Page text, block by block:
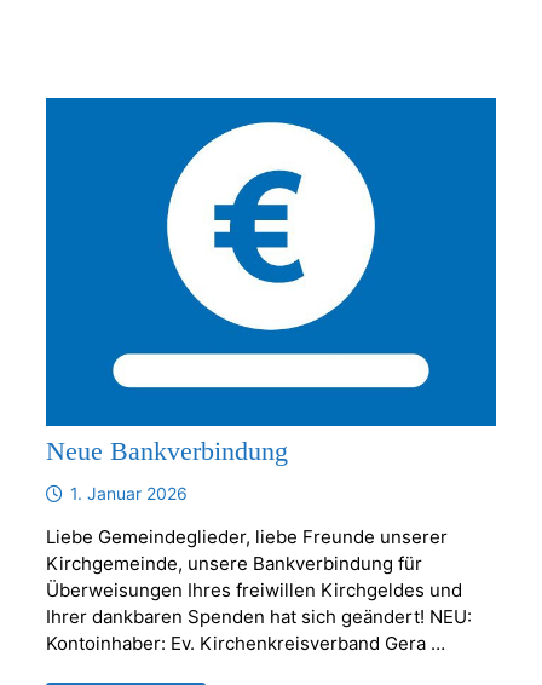
Neue Bankverbindung
1. Januar 2026
Liebe Gemeindeglieder, liebe Freunde unserer
Kirchgemeinde, unsere Bankverbindung für
Überweisungen Ihres freiwillen Kirchgeldes und
Ihrer dankbaren Spenden hat sich geändert! NEU:
Kontoinhaber: Ev. Kirchenkreisverband Gera …